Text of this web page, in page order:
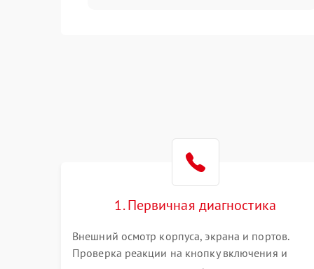
Система охлаждения
1. Первичная диагностика
Внешний осмотр корпуса, экрана и портов.
Проверка реакции на кнопку включения и